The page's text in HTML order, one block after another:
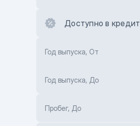
Доступно в кредит
Год выпуска, От
Год выпуска, До
Пробег, До